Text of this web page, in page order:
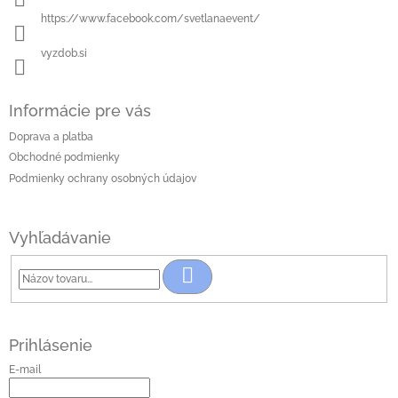
https://www.facebook.com/svetlanaevent/
vyzdob.si
Informácie pre vás
Doprava a platba
Obchodné podmienky
Podmienky ochrany osobných údajov
Vyhľadávanie
Hľadať
Prihlásenie
E-mail